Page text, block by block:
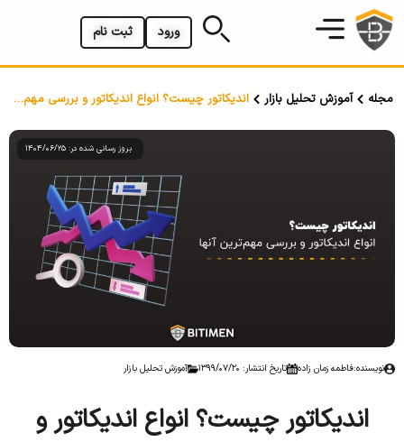
ثبت نام ورود
مجله آموزش تحلیل بازار اندیکاتور چیست؟ انواع اندیکاتور و بررسی مهم‌ترین آنها
بروز رسانی شده در: 1404/06/25
نویسنده:فاطمه زمان زاده تاریخ انتشار: 1399/07/20 آموزش تحلیل بازار
اندیکاتور چیست؟ انواع اندیکاتور و